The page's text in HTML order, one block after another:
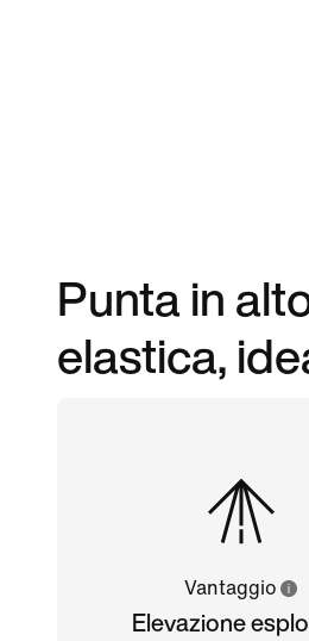
Punta in
elastica,
Vantaggio
Elevazione